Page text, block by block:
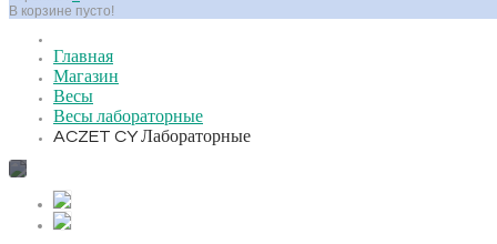
В корзине пусто!
Главная
Магазин
Весы
Весы лабораторные
ACZET CY Лабораторные